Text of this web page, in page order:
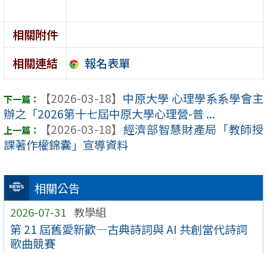
相關公告
2026-07-31 教學組
第 21 屆舊愛新歡—古典詩詞與 AI 共創當代詩詞
歌曲競賽
相關附件
相關連結
報名表單
【2026-03-18】 中原大學 心理學系系學會主
辦之「2026第十七屆中原大學心理營-普 ...
【2026-03-18】 經濟部智慧財產局「教師授
課著作權錦囊」宣導資料